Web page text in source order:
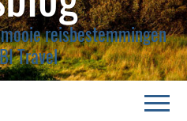
l
a
p
p
e
n
reisbestemmingen
Travel